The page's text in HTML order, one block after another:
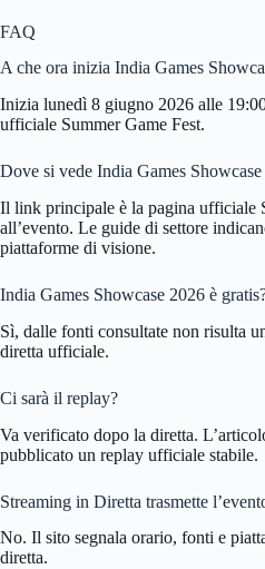
FAQ
A che ora inizia India Games
Inizia lunedì 8 giugno 2026 alle
ufficiale Summer Game Fest.
Dove si vede India Games
Il link principale è la pagina ufficiale
all’evento. Le guide di settore
piattaforme di visione.
India Games Showcase 2026 è
Sì, dalle fonti consultate non risulta
diretta ufficiale.
Ci sarà il replay?
Va verificato dopo la diretta.
pubblicato un replay ufficiale stabile.
Streaming in Diretta trasmette
No. Il sito segnala orario, fonti e
diretta.